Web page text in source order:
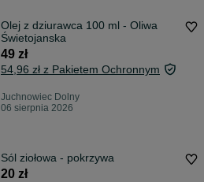
Olej z dziurawca 100 ml - Oliwa
Świetojanska
49 zł
54,96 zł z Pakietem Ochronnym
Juchnowiec Dolny
06 sierpnia 2026
Sól ziołowa - pokrzywa
20 zł